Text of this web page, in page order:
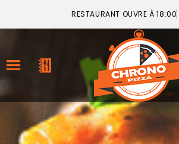
RESTAURANT OUVRE À 18:00
ACCUEIL